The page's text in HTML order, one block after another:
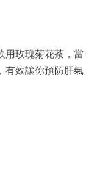
用玫瑰菊花茶，當
有效讓你預防肝氣